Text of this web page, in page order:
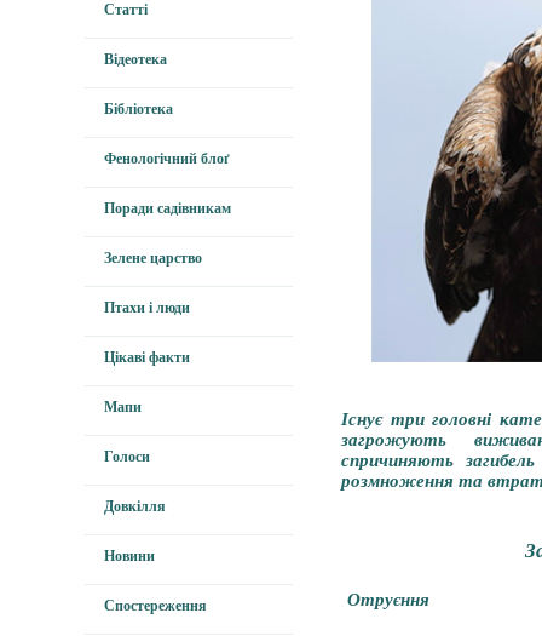
Статті
Відеотека
Бібліотека
Фенологічний блоґ
Поради садівникам
Зелене царство
Птахи і люди
Цікаві факти
Мапи
Голоси
Довкілля
Новини
Спостереження
Існує три головні
загрожують
спричиняють
розмноження та
Отруєння